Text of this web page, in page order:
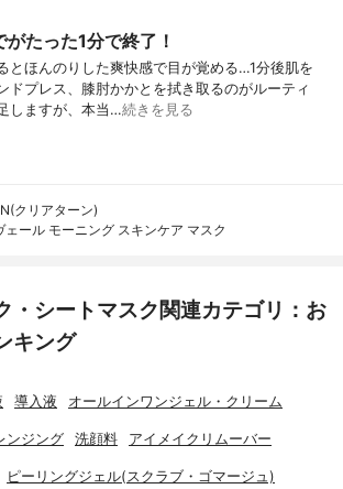
たった1分で終了！
とほんのりした爽快感で目が覚める…1分後肌を
ドプレス、膝肘かかとを拭き取るのがルーティ
しますが、本当…続きを見る
クリアターン)
ェール モーニング スキンケア マスク
・シートマスク関連カテゴリ：お
キング
導入液 オールインワンジェル・クリーム
ンジング 洗顔料 アイメイクリムーバー
ピーリングジェル(スクラブ・ゴマージュ)